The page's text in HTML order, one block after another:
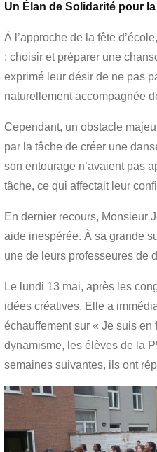
Un Élan de Solidarité pour la
À l’approche de la fête
: choisir et préparer une
exprimé leur désir de ne pas
naturellement accompagnée
Cependant, un obstacle
par la tâche de créer une
son entourage n’avaient pas
tâche, ce qui affectait leur
En dernier recours, Monsieur
aide inespérée. À sa grande
une de leurs professeures de
Le lundi 13 mai, après les
idées créatives. Elle a
échauffement sur « Je suis
dynamisme, les élèves de la
semaines suivantes, ils ont